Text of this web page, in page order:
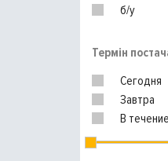
б/у
Термін
Сегодня
Завтра
В